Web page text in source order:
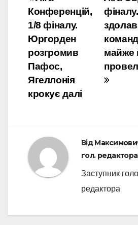
записів
майже
Конференцій,
1/8 фіналу.
Юргорден
розгромив
Пафос,
Ягеллонія
крокує далі
Від
гол. редактора
Заступник
редактора